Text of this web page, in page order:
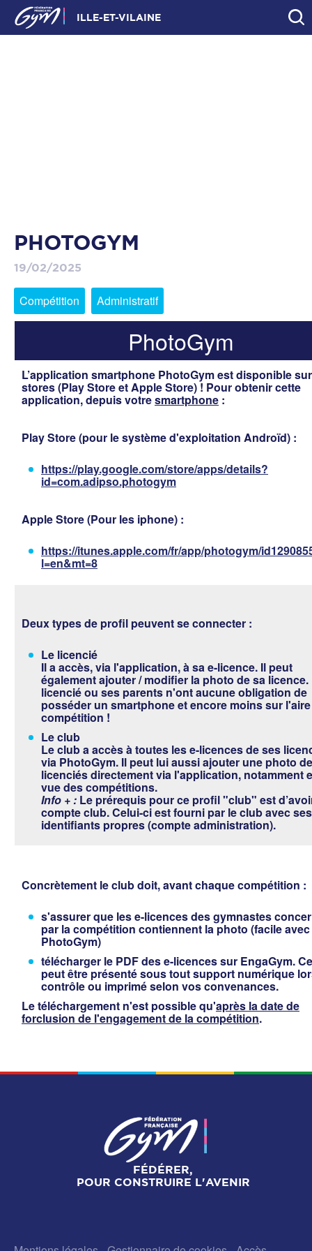
ILLE-ET-VILAINE
PHOTOGYM
19/02/2025
Compétition Administratif
PhotoGym
L’application smartphone PhotoGym est disponible
stores (Play Store et Apple Store) ! Pour obtenir cette
application, depuis votresmartphone :
Play Store(pour le système d'exploitation Androïd) :
https://play.google.com/store/apps/details?
id=com.adipso.photogym
Apple Store(Pour les iphone) :
https://itunes.apple.com/fr/app/photogym/
l=en&mt=8
Deux types de profil peuvent se connecter :
Le licencié
Il a accès, via l'application, à sa e-licence. Il peut
également ajouter / modifier la photo de sa licence.
licencié ou ses parents n'ont aucune obligation de
posséder un smartphone et encore moins sur
compétition !
Le club
Le club a accès à toutes les e-licences de ses
via PhotoGym. Il peut lui aussi ajouter une photo
licenciés directement via l'application, notamment
vue des compétitions.
Info + : Le prérequis pour ce profil "club" est
compte club. Celui-ci est fourni par le club avec ses
identifiants propres (compte administration).
Concrètement le club doit, avant chaque compétition :
s'assurer que les e-licences des gymnastes
par la compétition contiennent la photo (facile avec
PhotoGym)
télécharger le PDF des e-licences sur EngaGym.
peut être présenté sous tout support numérique
contrôle ou imprimé selon vos convenances.
Le téléchargement n'est possible qu'après la date de
forclusion de l'engagement de la compétition.
FÉDÉRER,
POUR CONSTRUIRE L'AVENIR